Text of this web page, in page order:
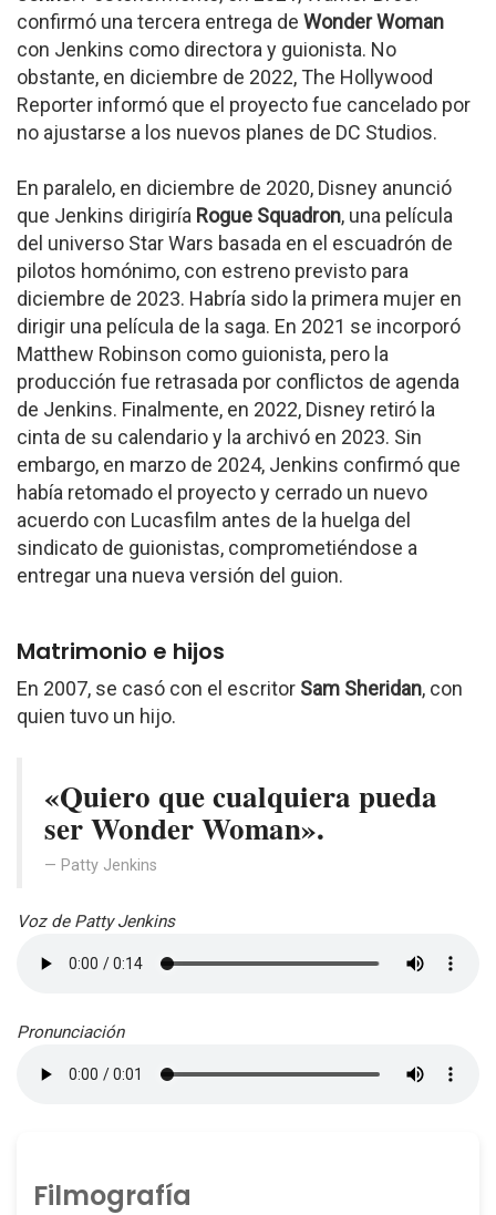
confirmó una tercera entrega de Wonder Woman
con Jenkins como directora y guionista. No
obstante, en diciembre de 2022, The Hollywood
Reporter informó que el proyecto fue cancelado por
no ajustarse a los nuevos planes de DC Studios.
En paralelo, en diciembre de 2020, Disney anunció
que Jenkins dirigiría Rogue Squadron, una película
del universo Star Wars basada en el escuadrón de
pilotos homónimo, con estreno previsto para
diciembre de 2023. Habría sido la primera mujer en
dirigir una película de la saga. En 2021 se incorporó
Matthew Robinson como guionista, pero la
producción fue retrasada por conflictos de agenda
de Jenkins. Finalmente, en 2022, Disney retiró la
cinta de su calendario y la archivó en 2023. Sin
embargo, en marzo de 2024, Jenkins confirmó que
había retomado el proyecto y cerrado un nuevo
acuerdo con Lucasfilm antes de la huelga del
sindicato de guionistas, comprometiéndose a
entregar una nueva versión del guion.
Matrimonio e hijos
En 2007, se casó con el escritor Sam Sheridan, con
quien tuvo un hijo.
«Quiero que cualquiera pueda
ser Wonder Woman».
Patty Jenkins
Voz de Patty Jenkins
Pronunciación
Filmografía